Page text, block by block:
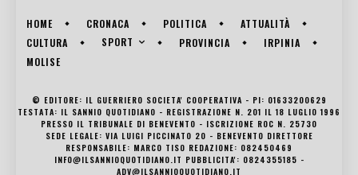
HOME CRONACA POLITICA
ATTUALITÀ
CULTURA
SPORT PROVINCIA
IRPINIA
MOLISE
© EDITORE: IL GUERRIERO SOCIETA' COOPERATIVA - PI: 01633200629
TESTATA: IL SANNIO QUOTIDIANO - REGISTRAZIONE N. 201 IL 18 LUGLIO 1996
PRESSO IL TRIBUNALE DI BENEVENTO - ISCRIZIONE ROC N. 25730
SEDE LEGALE: VIA LUIGI PICCINATO 20 - BENEVENTO DIRETTORE
RESPONSABILE: MARCO TISO REDAZIONE: 082450469
INFO@ILSANNIOQUOTIDIANO.IT PUBBLICITA': 0824355185 -
ADV@ILSANNIOQUOTIDIANO.IT